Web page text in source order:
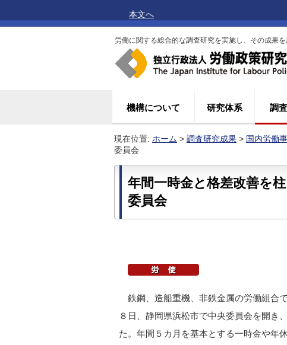
本文へ
労働に関する総合的な調査研究を実施し、その成果を
機構について 研究体系 調
現在位置: ホーム > 調査研究成果 > 国内労働
委員会
年間一時金と格差改善を
委員会
鉄鋼、造船重機、非鉄金属の労働組合
８日、静岡県浜松市で中央委員会を開き
た。年間５カ月を基本とする一時金や年